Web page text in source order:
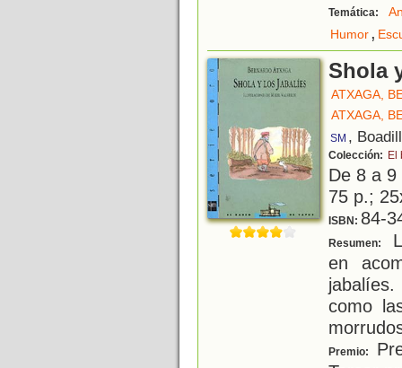
Temática:
Humor,
Shola
ATXAGA,
ATXAGA,
SM ,
Colección: El
De 8 a
75 p.;
ISBN: 84-
Resumen:
en
como
Premio: